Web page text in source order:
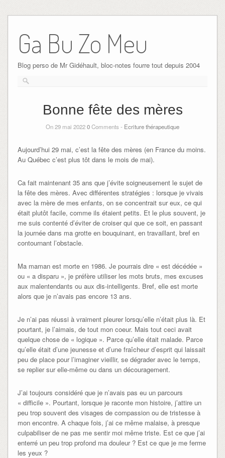
Ga Bu Zo Meu
Blog perso de Mr Gidéhault, bloc-notes fourre tout depuis 2004
Bonne fête des mères
On 29 mai 20220Comments - Ecriture thérapeutique
Aujourd’hui 29 mai, c’est la fête des mères (en France du moins.
Au Québec c’est plus tôt dans le mois de mai).
Ca fait maintenant 35 ans que j’évite soigneusement le sujet de
la fête des mères. Avec différentes stratégies : lorsque je vivais
avec la mère de mes enfants, on se concentrait sur eux, ce qui
était plutôt facile, comme ils étaient petits. Et le plus souvent, je
me suis contenté d’éviter de croiser qui que ce soit, en passant
la journée dans ma grotte en bouquinant, en travaillant, bref en
contournant l’obstacle.
Ma maman est morte en 1986. Je pourrais dire « est décédée »
ou « a disparu », je préfère utiliser les mots bruts, mes excuses
aux malentendants ou aux dis-intelligents. Bref, elle est morte
alors que je n’avais pas encore 13 ans.
Je n’ai pas réussi à vraiment pleurer lorsqu’elle n’était plus là. Et
pourtant, je l’aimais, de tout mon coeur. Mais tout ceci avait
quelque chose de « logique ». Parce qu’elle était malade. Parce
qu’elle était d’une jeunesse et d’une fraîcheur d’esprit qui laissait
peu de place pour l’imaginer vieillir, se dégrader avec le temps,
se replier sur elle-même ou dans un découragement.
J’ai toujours considéré que je n’avais pas eu un parcours
« difficile ». Pourtant, lorsque je raconte mon histoire, j’attire un
peu trop souvent des visages de compassion ou de tristesse à
mon encontre. A chaque fois, j’ai ce même malaise, à presque
culpabiliser de ne pas me sentir moi même triste. Est ce que j’ai
enterré un peu trop profond ma douleur ? Est ce que je me ferme
les yeux ?